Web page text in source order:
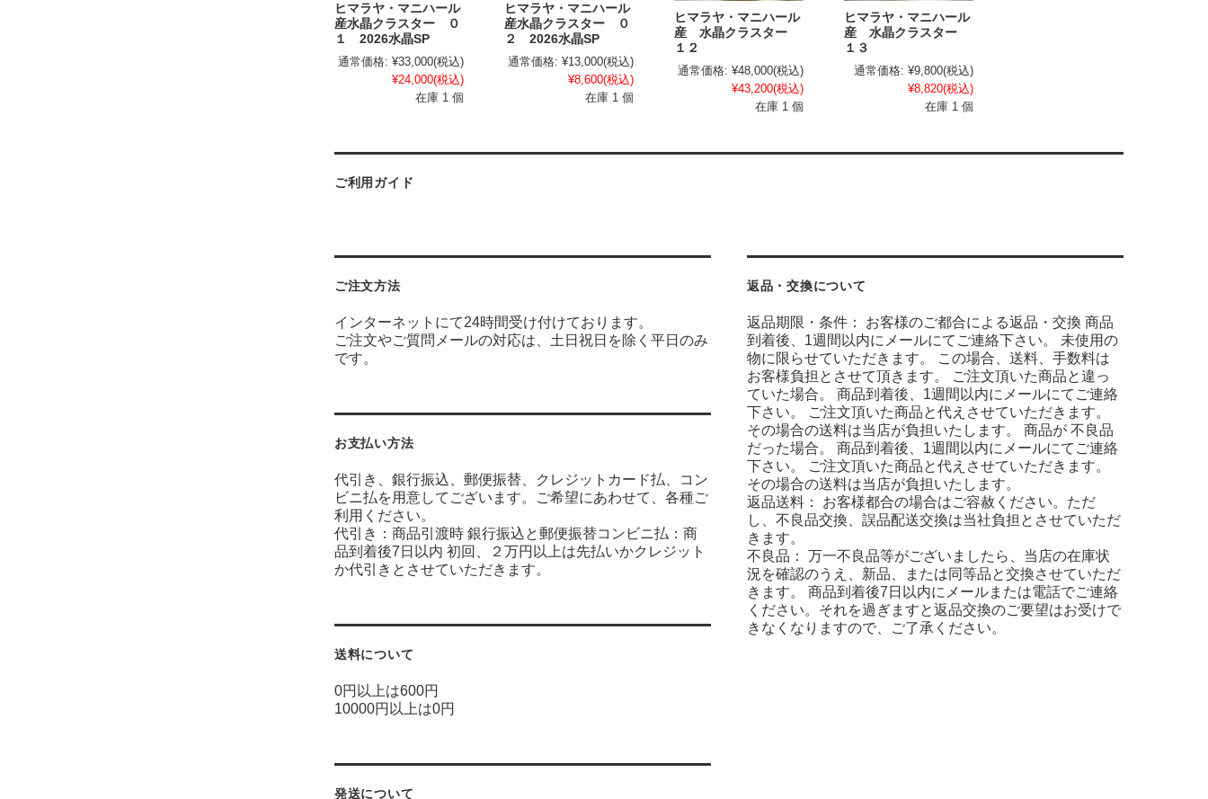
ヒマラヤ・マニハール
産水晶クラスター ０
１ 2026水晶SP
通常価格: ¥33,000(税込)
¥24,000(税込)
在庫 1 個
ヒマラヤ・マニハール
産水晶クラスター ０
２ 2026水晶SP
通常価格: ¥13,000(税込)
¥8,600(税込)
在庫 1 個
ヒマラヤ・マニハール
産 水晶クラスター
１２
通常価格: ¥48,000(税込)
¥43,200(税込)
在庫 1 個
ヒマラヤ・マニハール
産 水晶クラスター
１３
通常価格: ¥9,800(税込)
¥8,820(税込)
在庫 1 個
ご利用ガイド
ご注文方法
インターネットにて24時間受け付けております。
ご注文やご質問メールの対応は、土日祝日を除く平日のみ
です。
お支払い方法
代引き、銀行振込、郵便振替、クレジットカード払、コン
ビニ払を用意してございます。ご希望にあわせて、各種ご
利用ください。
代引き：商品引渡時 銀行振込と郵便振替コンビニ払：商
品到着後7日以内 初回、２万円以上は先払いかクレジット
か代引きとさせていただきます。
送料について
0円以上は600円
10000円以上は0円
発送について
返品・交換について
返品期限・条件： お客様のご都合による返品・交換 商品
到着後、1週間以内にメールにてご連絡下さい。 未使用の
物に限らせていただきます。 この場合、送料、手数料は
お客様負担とさせて頂きます。 ご注文頂いた商品と違っ
ていた場合。 商品到着後、1週間以内にメールにてご連絡
下さい。 ご注文頂いた商品と代えさせていただきます。
その場合の送料は当店が負担いたします。 商品が 不良品
だった場合。 商品到着後、1週間以内にメールにてご連絡
下さい。 ご注文頂いた商品と代えさせていただきます。
その場合の送料は当店が負担いたします。
返品送料： お客様都合の場合はご容赦ください。ただ
し、不良品交換、誤品配送交換は当社負担とさせていただ
きます。
不良品： 万一不良品等がございましたら、当店の在庫状
況を確認のうえ、新品、または同等品と交換させていただ
きます。 商品到着後7日以内にメールまたは電話でご連絡
ください。それを過ぎますと返品交換のご要望はお受けで
きなくなりますので、ご了承ください。